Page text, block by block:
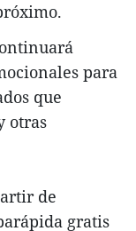
para
que
otras
de
gratis